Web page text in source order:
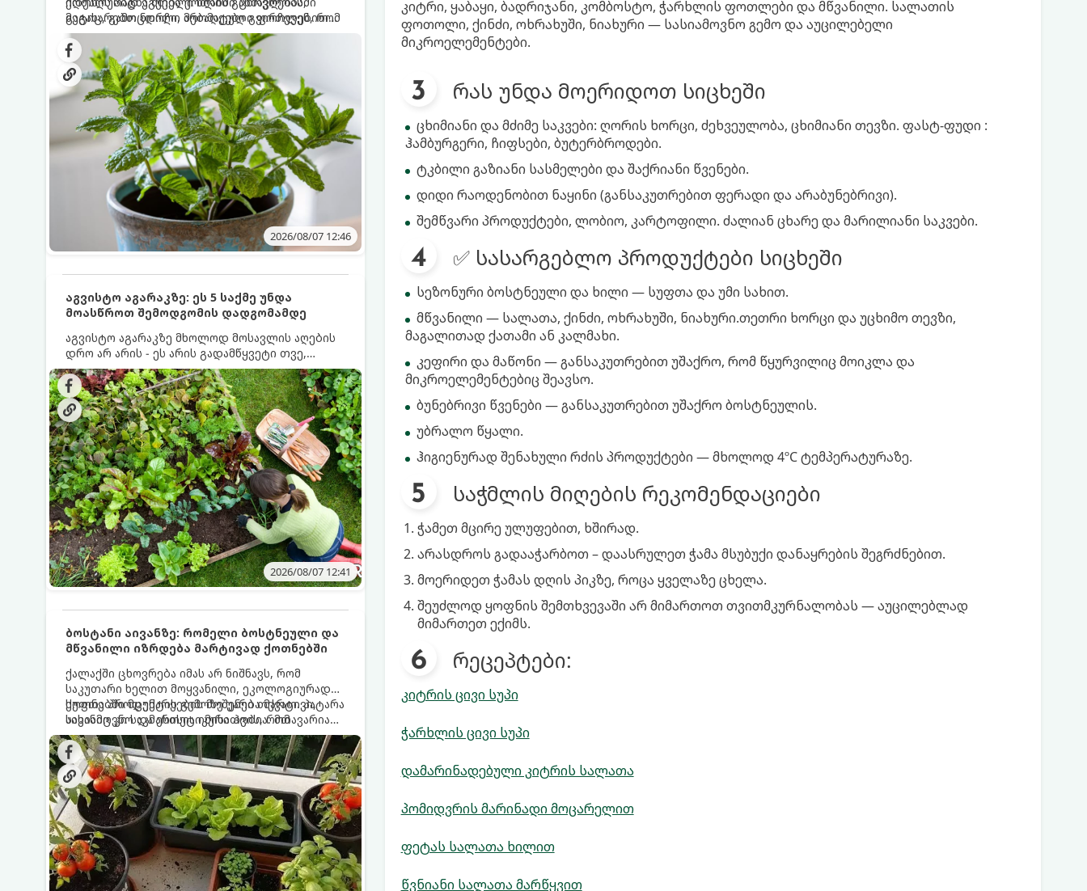
მეტიც, გამოცდილი მებაღეები გვირჩევენ, რომ
პიტნა მხოლოდ ქოთანში მოვიყვანოთ, რადგან
ღია გრუნტში (ბაღში) დარგვისას ის ფესვებით
ძალიან სწრაფად ვრცელდება და სხვა
მცენარეებს ავიწროებს.
გაგახარებთ ნორჩი, არომატული ფოთლებით
ჩაის, ლიმონათისა თუ კერძებისთვის.
2026/08/07 12:46
აგვისტო აგარაკზე: ეს 5 საქმე უნდა
მოასწროთ შემოდგომის დადგომამდე
აგვისტო აგარაკზე მხოლოდ მოსავლის აღების
დრო არ არის - ეს არის გადამწყვეტი თვე,
როდესაც საფუძველი ეყრება მომავალი წლის
მოსავალს და ბაღი მზადდება შემოდგომა-
ზამთრის სეზონისთვის. იმისათვის, რომ
ნიადაგმა ენერგია აღიდგინოს, ხოლო
მცენარეებმა ზამთარს გაუძლონ, აგვისტოს
ბოლომდე 5 მნიშვნელოვანი საქმის გაკეთება
უნდა მოასწროთ:
2026/08/07 12:41
ბოსტანი აივანზე: რომელი ბოსტნეული და
მწვანილი იზრდება მარტივად ქოთნებში
ქალაქში ცხოვრება იმას არ ნიშნავს, რომ
საკუთარი ხელით მოყვანილი, ეკოლოგიურად
სუფთა პროდუქტის გემოზე უარი თქვათ. პატარა
აივანიც კი საკმარისია იმისათვის, რომ
მოიწყოთ მინი-ბოსტანი, საიდანაც
ყოველდღიურად ახალ, არომატულ მწვანილსა
და ბოსტნეულს მოკრეფთ.
ქოთნებში მცენარეების მოშენება მარტივი,
სასიამოვნო და ესთეტიკური ჰობია. მთავარია
იცოდეთ, რომელი კულტურები ეგუებიან
ქოთნის პირობებს ყველაზე კარგად და როგორ
მოუაროთ მათ სწორად.
კიტრი, ყაბაყი, ბადრიჯანი, კომბოსტო, ჭარხლის ფოთლები და მწვანილი. სალათის
ფოთოლი, ქინძი, ოხრახუში, ნიახური — სასიამოვნო გემო და აუცილებელი
მიკროელემენტები.
რას უნდა მოერიდოთ სიცხეში
ცხიმიანი და მძიმე საკვები: ღორის ხორცი, ძეხვეულობა, ცხიმიანი თევზი. ფასტ-ფუდი :
ჰამბურგერი, ჩიფსები, ბუტერბროდები.
ტკბილი გაზიანი სასმელები და შაქრიანი წვენები.
დიდი რაოდენობით ნაყინი (განსაკუთრებით ფერადი და არაბუნებრივი).
შემწვარი პროდუქტები, ლობიო, კარტოფილი. ძალიან ცხარე და მარილიანი საკვები.
✅ სასარგებლო პროდუქტები სიცხეში
სეზონური ბოსტნეული და ხილი — სუფთა და უმი სახით.
მწვანილი — სალათა, ქინძი, ოხრახუში, ნიახური.თეთრი ხორცი და უცხიმო თევზი,
მაგალითად ქათამი ან კალმახი.
კეფირი და მაწონი — განსაკუთრებით უშაქრო, რომ წყურვილიც მოიკლა და
მიკროელემენტებიც შეავსო.
ბუნებრივი წვენები — განსაკუთრებით უშაქრო ბოსტნეულის.
უბრალო წყალი.
ჰიგიენურად შენახული რძის პროდუქტები — მხოლოდ 4ºC ტემპერატურაზე.
საჭმლის მიღების რეკომენდაციები
ჭამეთ მცირე ულუფებით, ხშირად.
არასდროს გადააჭარბოთ – დაასრულეთ ჭამა მსუბუქი დანაყრების შეგრძნებით.
მოერიდეთ ჭამას დღის პიკზე, როცა ყველაზე ცხელა.
შეუძლოდ ყოფნის შემთხვევაში არ მიმართოთ თვითმკურნალობას — აუცილებლად
მიმართეთ ექიმს.
რეცეპტები:
კიტრის ცივი სუპი
ჭარხლის ცივი სუპი
დამარინადებული კიტრის სალათა
პომიდვრის მარინადი მოცარელით
ფეტას სალათა ხილით
წვნიანი სალათა მარწყვით